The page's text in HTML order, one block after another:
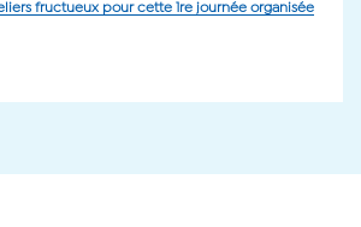
fructueux pour cette 1re journée organisée